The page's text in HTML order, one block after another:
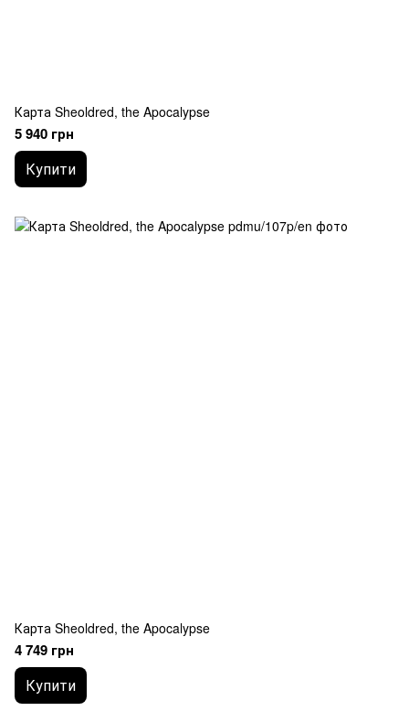
Карта Sheoldred, the Apocalypse
5 940 грн
Купити
Карта Sheoldred, the Apocalypse
4 749 грн
Купити